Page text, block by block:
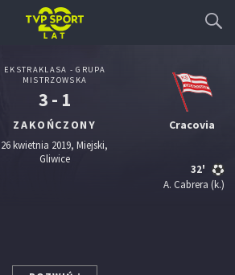
EKSTRAKLASA - GRUPA
MISTRZOWSKA
3 - 1
ZAKOŃCZONY
26 kwietnia 2019, Miejski,
Gliwice
Cracovia
32'
A. Cabrera (k.)